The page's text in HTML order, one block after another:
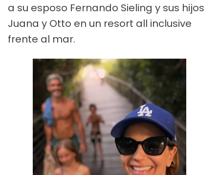
a su esposo Fernando Sieling y sus hijos
Juana y Otto en un resort all inclusive
frente al mar.